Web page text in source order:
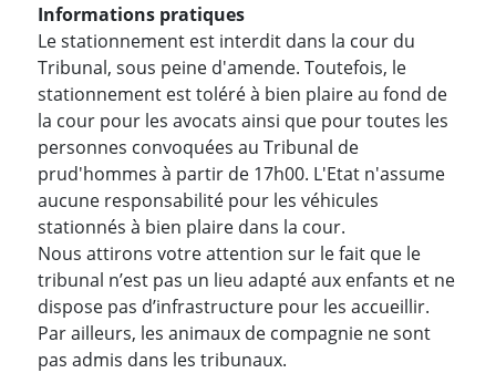
Informations pratiques
Le stationnement est interdit dans la cour du
Tribunal, sous peine d'amende. Toutefois, le
stationnement est toléré à bien plaire au fond de
la cour pour les avocats ainsi que pour toutes les
personnes convoquées au Tribunal de
prud'hommes à partir de 17h00. L'Etat n'assume
aucune responsabilité pour les véhicules
stationnés à bien plaire dans la cour.
Nous attirons votre attention sur le fait que le
tribunal n’est pas un lieu adapté aux enfants et ne
dispose pas d’infrastructure pour les accueillir.
Par ailleurs, les animaux de compagnie ne sont
pas admis dans les tribunaux.